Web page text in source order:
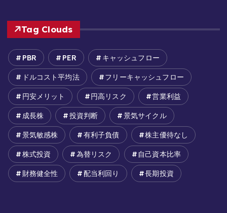
Tag Clouds
PBR PER キャッシュフロー
ドルコスト平均法 フリーキャッシュフロー
円安メリット 円高リスク 営業利益
成長株 投資判断 景気サイクル
景気敏感株 有利子負債 株主優待なし
株式投資 為替リスク 自己資本比率
財務健全性 配当利回り 長期投資